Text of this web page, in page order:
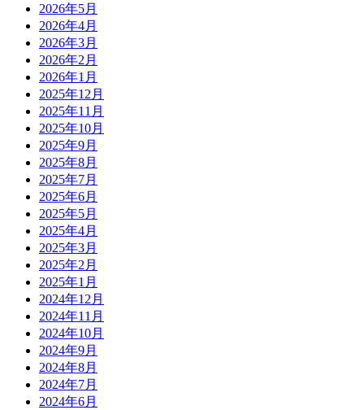
2026年5月
2026年4月
2026年3月
2026年2月
2026年1月
2025年12月
2025年11月
2025年10月
2025年9月
2025年8月
2025年7月
2025年6月
2025年5月
2025年4月
2025年3月
2025年2月
2025年1月
2024年12月
2024年11月
2024年10月
2024年9月
2024年8月
2024年7月
2024年6月